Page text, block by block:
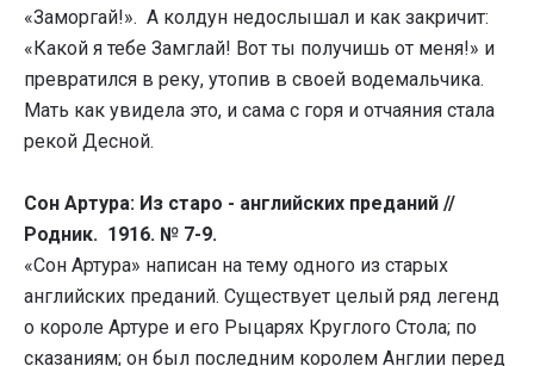
«Заморгай!». А колдун недослышал и как закричит:
«Какой я тебе Замглай! Вот ты получишь от меня!» и
превратился в реку, утопив в своей водемальчика.
Мать как увидела это, и сама с горя и отчаяния стала
рекой Десной.
Сон Артура: Из старо - английских преданий //
Родник. 1916. № 7-9.
«Сон Артура» написан на тему одного из старых
английских преданий. Существует целый ряд легенд
о короле Артуре и его Рыцарях Круглого Стола; по
сказаниям; он был последним королем Англии перед